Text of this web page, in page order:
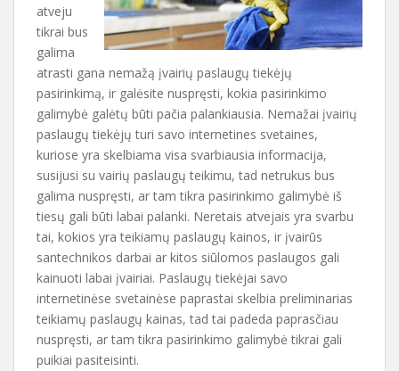
atveju
tikrai bus
galima
atrasti gana nemažą įvairių paslaugų tiekėjų
pasirinkimą, ir galėsite nuspręsti, kokia pasirinkimo
galimybė galėtų būti pačia palankiausia. Nemažai įvairių
paslaugų tiekėjų turi savo internetines svetaines,
kuriose yra skelbiama visa svarbiausia informacija,
susijusi su vairių paslaugų teikimu, tad netrukus bus
galima nuspręsti, ar tam tikra pasirinkimo galimybė iš
tiesų gali būti labai palanki. Neretais atvejais yra svarbu
tai, kokios yra teikiamų paslaugų kainos, ir įvairūs
santechnikos darbai ar kitos siūlomos paslaugos gali
kainuoti labai įvairiai. Paslaugų tiekėjai savo
internetinėse svetainėse paprastai skelbia preliminarias
teikiamų paslaugų kainas, tad tai padeda paprasčiau
nuspręsti, ar tam tikra pasirinkimo galimybė tikrai gali
puikiai pasiteisinti.